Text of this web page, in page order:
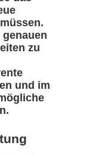
zu
und im